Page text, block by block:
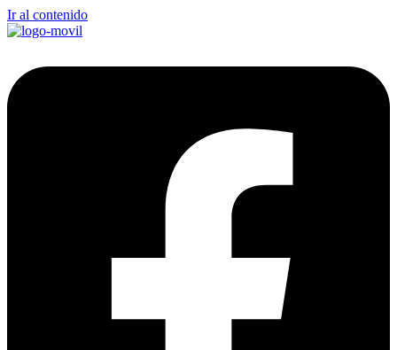
Ir al contenido